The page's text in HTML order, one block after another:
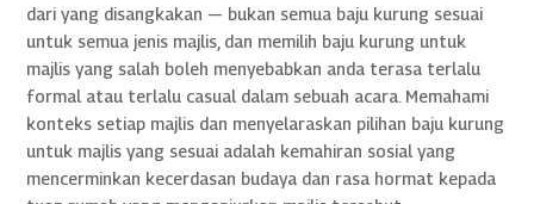
dari yang disangkakan — bukan semua baju kurung sesuai
untuk semua jenis majlis, dan memilih baju kurung untuk
majlis yang salah boleh menyebabkan anda terasa terlalu
formal atau terlalu casual dalam sebuah acara. Memahami
konteks setiap majlis dan menyelaraskan pilihan baju kurung
untuk majlis yang sesuai adalah kemahiran sosial yang
mencerminkan kecerdasan budaya dan rasa hormat kepada